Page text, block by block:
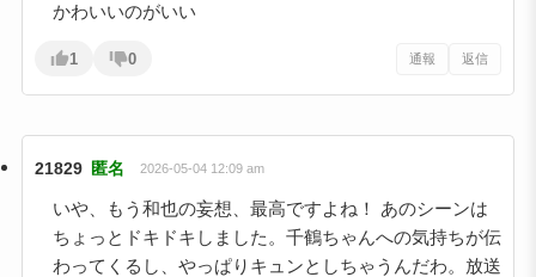
かわいいのがいい
1 0 通報 返信
21829 匿名 2026-05-04 12:09 am
いや、もう和也の妄想、最高ですよね！ あのシーンは
ちょっとドキドキしました。千鶴ちゃんへの気持ちが伝
わってくるし、やっぱりキュンとしちゃうんだわ。放送